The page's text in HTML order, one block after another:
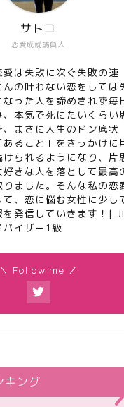
恋愛成就請負人
サトコ
愛は失敗に次ぐ失敗の連
の叶わない恋をしては
った人を諦めきれず毎
本気で死にたいくらい
、まさに人生のドン底状
ること」をきっかけに
られるようになり、片
好きな人を落として最高
ました。そんな私の恋
、恋に悩む女性に少し
を発信していきます！|
バイザー1級
＼ Follow me ／
キング